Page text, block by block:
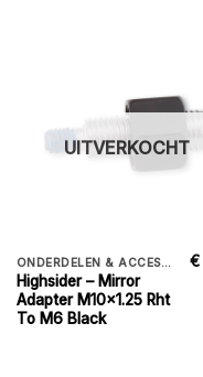
UITVERKOCHT
ONDERDELEN & ACCESSORIES
Highsider – Mirror
Adapter M10x1.25 Rht
To M6 Black
€